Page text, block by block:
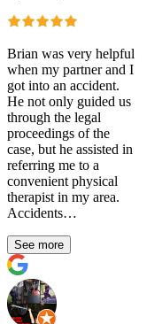
Brian was very helpful
when my partner and I
got into an accident.
He not only guided us
through the legal
proceedings of the
case, but he assisted in
referring me to a
convenient physical
therapist in my area.
Accidents…
See more